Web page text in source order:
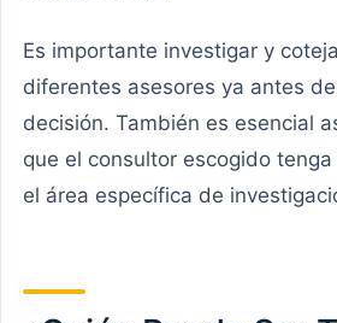
Es importante investigar y
diferentes asesores ya antes
decisión. También es esencial
que el consultor escogido
el área específica de